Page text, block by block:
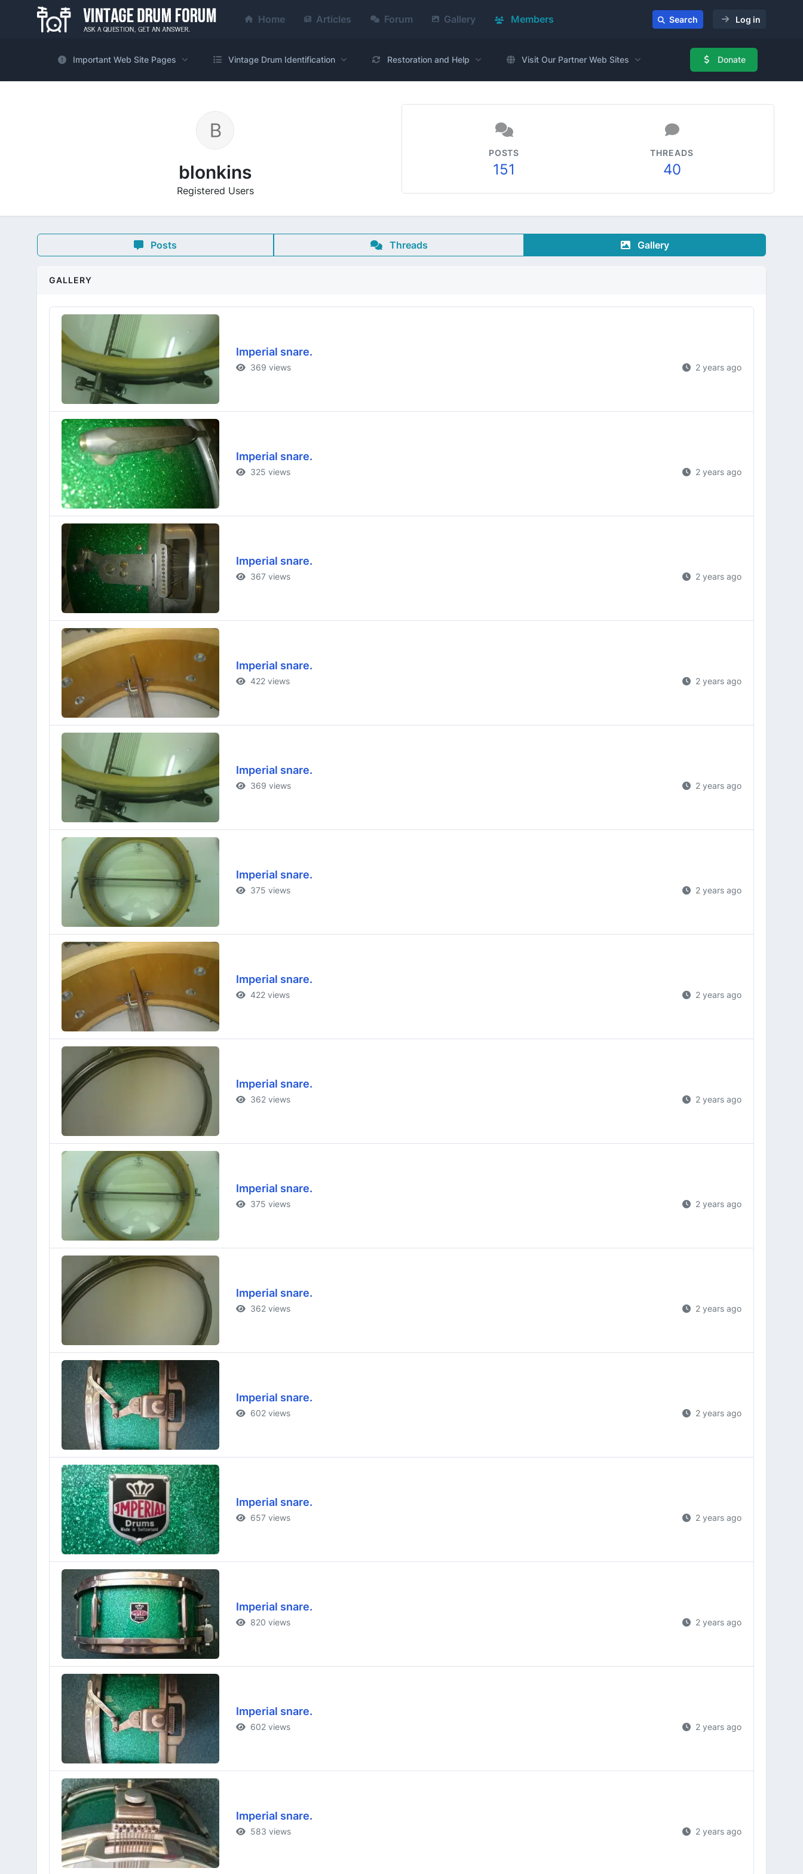
Home Articles Forum Gallery Members Search Log in
Important Web Site Pages Vintage Drum Identification Restoration and Help Visit Our Partner Web Sites Donate
blonkins
Registered Users
POSTS
151
THREADS
40
Posts Threads Gallery
GALLERY
Imperial snare.
369 views 2 years ago
Imperial snare.
325 views 2 years ago
Imperial snare.
367 views 2 years ago
Imperial snare.
422 views 2 years ago
Imperial snare.
369 views 2 years ago
Imperial snare.
375 views 2 years ago
Imperial snare.
422 views 2 years ago
Imperial snare.
362 views 2 years ago
Imperial snare.
375 views 2 years ago
Imperial snare.
362 views 2 years ago
Imperial snare.
602 views 2 years ago
Imperial snare.
657 views 2 years ago
Imperial snare.
820 views 2 years ago
Imperial snare.
602 views 2 years ago
Imperial snare.
583 views 2 years ago